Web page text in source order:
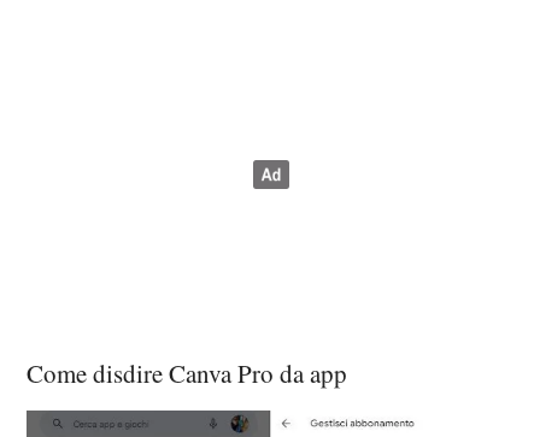
Come disdire Canva Pro da app